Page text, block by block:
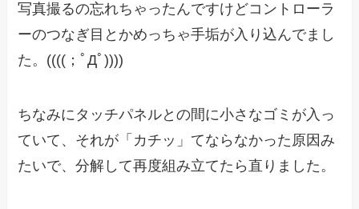
写真撮るの忘れちゃったんですけどコントローラ
ーのつなぎ目とかめっちゃ手垢が入り込んでまし
た。((((；ﾟДﾟ))))
ちなみにタッチパネルとの間に小さなゴミが入っ
ていて、それが「カチッ」てならなかった原因み
たいで、分解して再度組み立てたら直りました。